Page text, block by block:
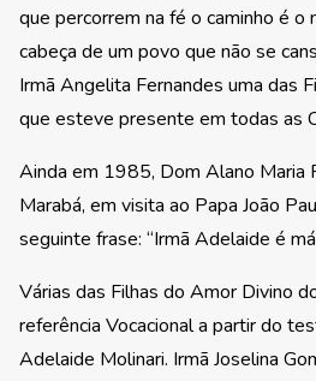
que percorrem na fé o caminho é o
cabeça de um povo que não se
Irmã Angelita Fernandes uma das
que esteve presente em todas as
Ainda em 1985, Dom Alano Maria
Marabá, em visita ao Papa João
seguinte frase: “Irmã Adelaide é
Várias das Filhas do Amor Divino
referência Vocacional a partir do
Adelaide Molinari. Irmã Joselina